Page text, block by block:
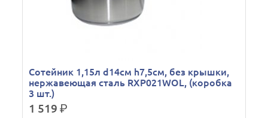
Сотейник 1,15л d14см h7,5см, без крышки,
нержавеющая сталь RXP021WOL, (коробка
3 шт.)
1 519р.